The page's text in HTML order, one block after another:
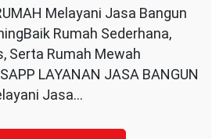
Bangun
Rumah
Melayani Jasa Bangun
Rumah Sederhana,
Serta Rumah Mewah
LAYANAN JASA BANGUN
Jasa…